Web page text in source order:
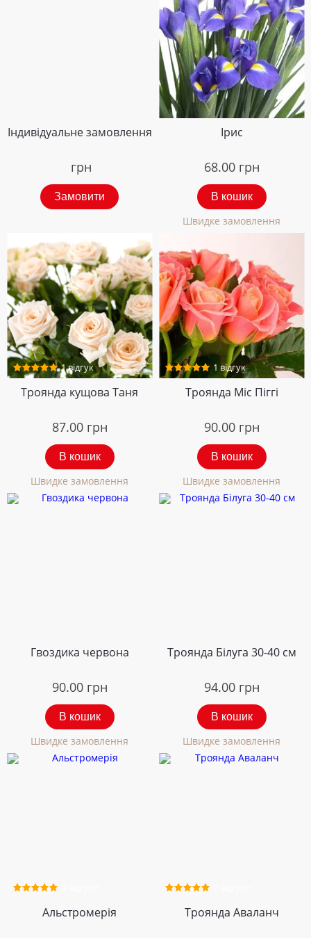
Індивідуальне замовлення
грн
Замовити
Ірис
68.00 грн
В кошик
Швидке замовлення
1 відгук
Троянда кущова Таня
87.00 грн
В кошик
Швидке замовлення
1 відгук
Троянда Міс Піггі
90.00 грн
В кошик
Швидке замовлення
Гвоздика червона
90.00 грн
В кошик
Швидке замовлення
Троянда Білуга 30-40 см
94.00 грн
В кошик
Швидке замовлення
Альстромерія Троянда Аваланч